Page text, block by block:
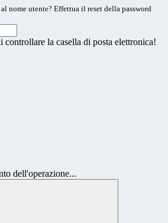
nome utente? Effettua il reset della password
controllare la casella di posta elettronica!
dell'operazione...